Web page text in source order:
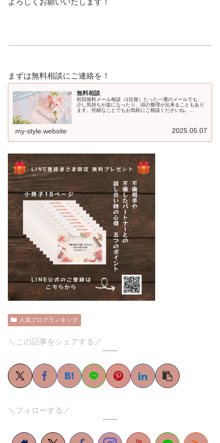
よろしくお願いいたします！
まずは無料相談にご連絡を！
無料相談
初回無料メール相談（1往復）たった一通のメールでも、
少し気持ちが楽になったり、頭の整理が出来ることもあり
ます。些細なことでもお気軽にご相談くださいね。...
my-style.website 2025.05.07
人気ブログランキング
＼この記事をシェアする／
＼フォローする／